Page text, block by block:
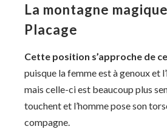
La montagne
Placage
Cette position s’approche de
puisque la femme est à genoux et
mais celle-ci est beaucoup plus
touchent et l’homme pose son
compagne.